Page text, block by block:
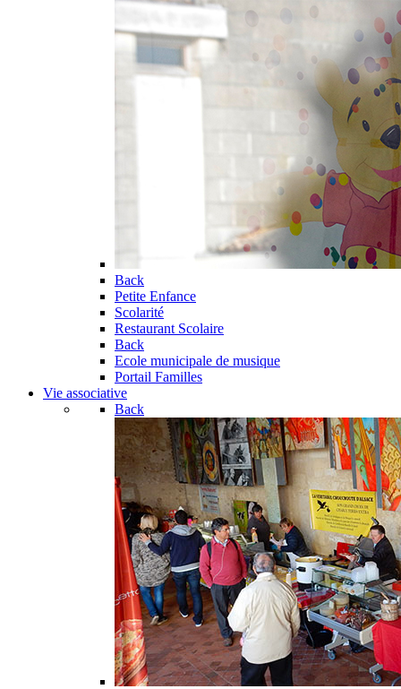
Back
Petite Enfance
Scolarité
Restaurant Scolaire
Back
Ecole municipale de musique
Portail Familles
Vie associative
Back